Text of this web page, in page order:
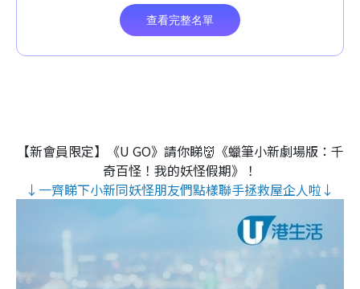
【新會員限定】《U GO》請你睇👹《蠟筆小新劇場版：千
奇百怪！我的妖怪假期》！
↓一齊睇下小新同妖怪朋友們點樣聯手拯救屋企人啦↓